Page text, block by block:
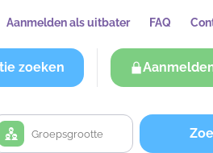
Aanmelden als uitbater FAQ
zoeken